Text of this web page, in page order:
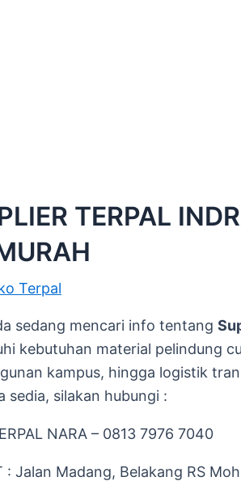
TERPAL
Terpal
sedang mencari info tentang
kebutuhan material pelindung
kampus, hingga logistik
sedia, silakan hubungi :
NARA – 0813 7976 7040
: Jalan Madang, Belakang RS